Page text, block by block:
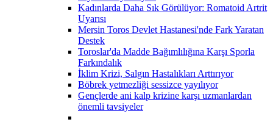
Kadınlarda Daha Sık Görülüyor: Romatoid Artrit
Uyarısı
Mersin Toros Devlet Hastanesi'nde Fark Yaratan
Destek
Toroslar'da Madde Bağımlılığına Karşı Sporla
Farkındalık
İklim Krizi, Salgın Hastalıkları Arttırıyor
Böbrek yetmezliği sessizce yayılıyor
Gençlerde ani kalp krizine karşı uzmanlardan
önemli tavsiyeler